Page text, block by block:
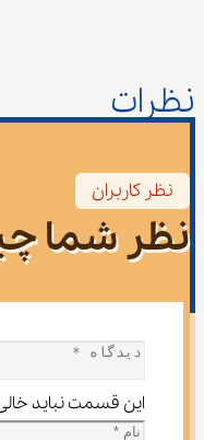
نظرات
نظر کاربران
نظر شما
این قسمت نباید